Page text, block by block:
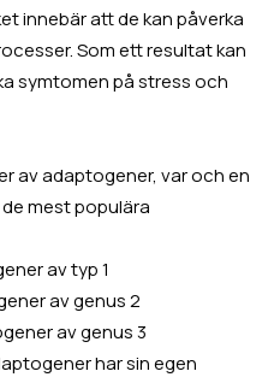
innebär att de kan påverka
Som ett resultat kan
symtomen på stress och
av adaptogener, var och en
de mest populära
av typ 1
av genus 2
av genus 3
har sin egen